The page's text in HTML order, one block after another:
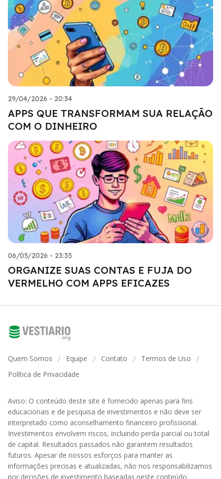
29/04/2026 - 20:34
APPS QUE TRANSFORMAM SUA RELAÇÃO
COM O DINHEIRO
06/05/2026 - 23:35
ORGANIZE SUAS CONTAS E FUJA DO
VERMELHO COM APPS EFICAZES
Quem Somos / Equipe / Contato / Termos de Uso /
Política de Privacidade
Aviso: O conteúdo deste site é fornecido apenas para fins
educacionais e de pesquisa de investimentos e não deve ser
interpretado como aconselhamento financeiro profissional.
Investimentos envolvem riscos, incluindo perda parcial ou total
de capital. Resultados passados não garantem resultados
futuros. Apesar de nossos esforços para manter as
informações precisas e atualizadas, não nos responsabilizamos
por decisões de investimento baseadas neste conteúdo.